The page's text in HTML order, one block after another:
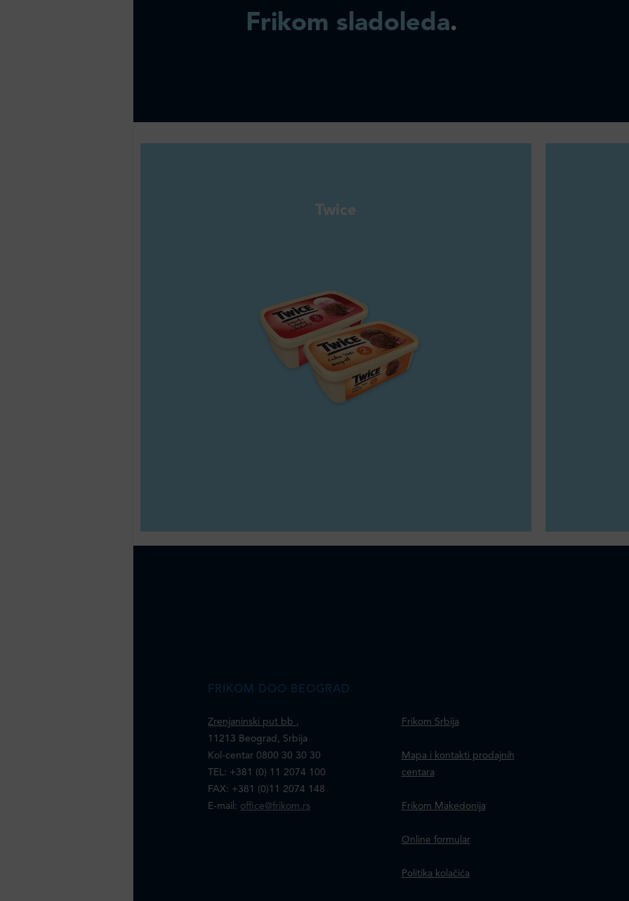
Frikom sladoleda.
Twice
FRIKOM DOO BEOGRAD
Zrenjaninski put bb ,
11213 Beograd, Srbija
Kol-centar 0800 30 30 30
TEL: +381 (0) 11 2074 100
FAX: +381 (0)11 2074 148
E-mail: office@frikom.rs
Frikom Srbija
Mapa i kontakti prodajnih
centara
Frikom Makedonija
Online formular
Politika kolačića